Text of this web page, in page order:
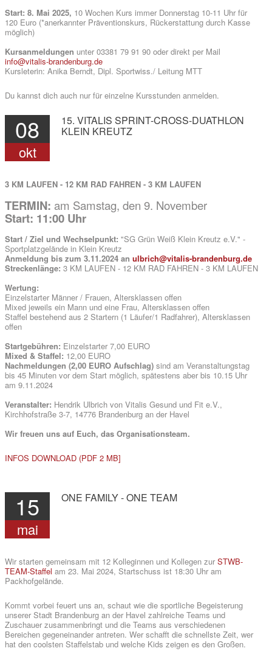
Start: 8. Mai 2025, 10 Wochen Kurs immer Donnerstag 10-11 Uhr für
120 Euro (*anerkannter Präventionskurs, Rückerstattung durch Kasse
möglich)
Kursanmeldungen unter 03381 79 91 90 oder direkt per Mail
info@vitalis-brandenburg.de
Kursleterin: Anika Berndt, Dipl. Sportwiss./ Leitung MTT
Du kannst dich auch nur für einzelne Kursstunden anmelden.
08
okt
15. VITALIS SPRINT-CROSS-DUATHLON
KLEIN KREUTZ
3 KM LAUFEN - 12 KM RAD FAHREN - 3 KM LAUFEN
TERMIN: am Samstag, den 9. November
Start: 11:00 Uhr
Start / Ziel und Wechselpunkt: "SG Grün Weiß Klein Kreutz e.V." -
Sportplatzgelände in Klein Kreutz
Anmeldung bis zum 3.11.2024 an ulbrich@vitalis-brandenburg.de
Streckenlänge: 3 KM LAUFEN - 12 KM RAD FAHREN - 3 KM LAUFEN
Wertung:
Einzelstarter Männer / Frauen, Altersklassen offen
Mixed jeweils ein Mann und eine Frau, Altersklassen offen
Staffel bestehend aus 2 Startern (1 Läufer/1 Radfahrer), Altersklassen
offen
Startgebühren: Einzelstarter 7,00 EURO
Mixed & Staffel: 12,00 EURO
Nachmeldungen (2,00 EURO Aufschlag) sind am Veranstaltungstag
bis 45 Minuten vor dem Start möglich, spätestens aber bis 10.15 Uhr
am 9.11.2024
Veranstalter: Hendrik Ulbrich von Vitalis Gesund und Fit e.V.,
Kirchhofstraße 3-7, 14776 Brandenburg an der Havel
Wir freuen uns auf Euch, das Organisationsteam.
INFOS DOWNLOAD (PDF 2 MB]
15
mai
ONE FAMILY-ONE TEAM
Wir starten gemeinsam mit 12 Kolleginnen und Kollegen zur STWB-
TEAM-Staffel am 23. Mai 2024, Startschuss ist 18:30 Uhr am
Packhofgelände.
Kommt vorbei feuert uns an, schaut wie die sportliche Begeisterung
unserer Stadt Brandenburg an der Havel zahlreiche Teams und
Zuschauer zusammenbringt und die Teams aus verschiedenen
Bereichen gegeneinander antreten. Wer schafft die schnellste Zeit, wer
hat den coolsten Staffelstab und welche Kids zeigen es den Großen.